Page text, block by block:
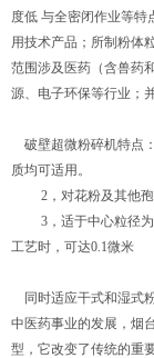
度低 与全密闭作业等特
用技术产品；所制粉体
范围涉及医药（含兽药
源、电子环保等行业；
破壁超微粉碎机特点
质均可适用。
2，对花粉及其他孢
3，适于中心粒径为
工艺时，可达0.1微米
同时适应干式和湿式
中医药事业的发展，烟
型，它改变了传统的重